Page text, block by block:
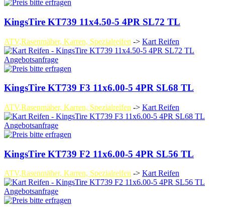
KingsTire KT739 11x4.50-5 4PR SL72 TL
ATV,Rasenmäher, Karren, Spezialreifen -> Kart Reifen
Angebotsanfrage
KingsTire KT739 F3 11x6.00-5 4PR SL68 TL
ATV,Rasenmäher, Karren, Spezialreifen -> Kart Reifen
Angebotsanfrage
KingsTire KT739 F2 11x6.00-5 4PR SL56 TL
ATV,Rasenmäher, Karren, Spezialreifen -> Kart Reifen
Angebotsanfrage